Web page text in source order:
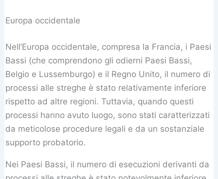
Europa occidentale
Nell’Europa occidentale, compresa la Francia, i Paesi
Bassi (che comprendono gli odierni Paesi Bassi,
Belgio e Lussemburgo) e il Regno Unito, il numero di
processi alle streghe è stato relativamente inferiore
rispetto ad altre regioni. Tuttavia, quando questi
processi hanno avuto luogo, sono stati caratterizzati
da meticolose procedure legali e da un sostanziale
supporto probatorio.
Nei Paesi Bassi, il numero di esecuzioni derivanti da